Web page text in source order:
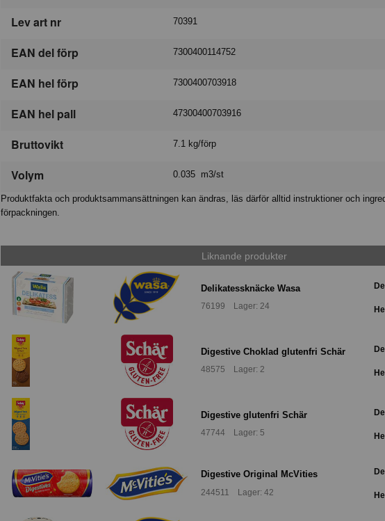
Lev art nr 70391
EAN del förp 7300400114752
EAN hel förp 7300400703918
EAN hel pall 47300400703916
Bruttovikt 7.1 kg/förp
Volym 0.035 m3/st
Produktfakta och produktsammansättningen kan ändras, läs därför alltid instruktioner och
förpackningen.
Liknande produkter
Delikatessknäcke Wasa
76199 Lager: 24
Digestive Choklad glutenfri Schär
48575 Lager: 2
Digestive glutenfri Schär
47744 Lager: 5
Digestive Original McVities
244511 Lager: 42